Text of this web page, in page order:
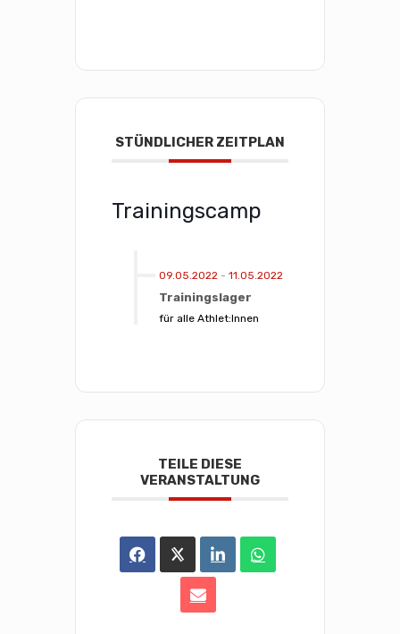
STÜNDLICHER ZEITPLAN
Trainingscamp
09.05.2022 - 11.05.2022
Trainingslager
für alle Athlet:Innen
TEILE DIESE
VERANSTALTUNG